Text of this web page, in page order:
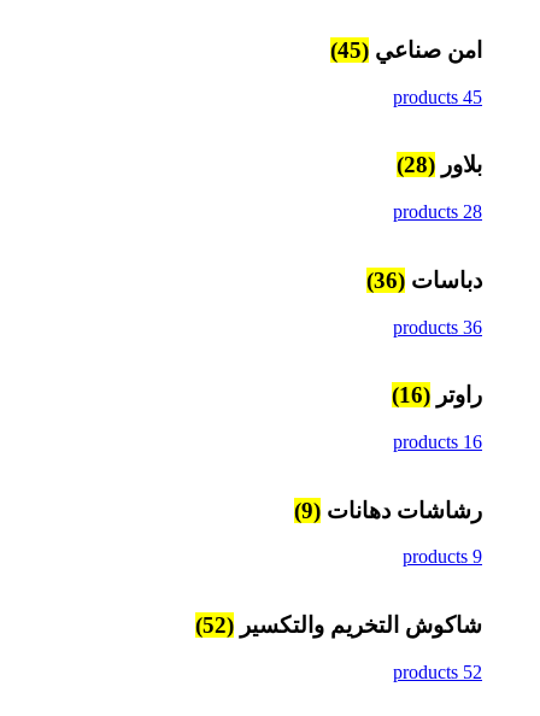
امن صناعي (45)
45 products
بلاور (28)
28 products
دباسات (36)
36 products
راوتر (16)
16 products
رشاشات دهانات (9)
9 products
شاكوش التخريم والتكسير (52)
52 products